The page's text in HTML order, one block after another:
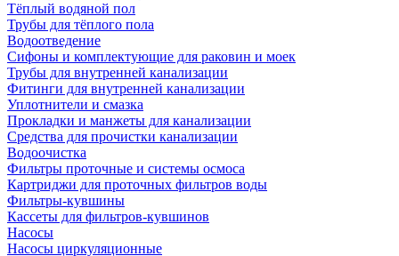
Тёплый водяной пол
Трубы для тёплого пола
Водоотведение
Сифоны и комплектующие для раковин и моек
Трубы для внутренней канализации
Фитинги для внутренней канализации
Уплотнители и смазка
Прокладки и манжеты для канализации
Средства для прочистки канализации
Водоочистка
Фильтры проточные и системы осмоса
Картриджи для проточных фильтров воды
Фильтры-кувшины
Кассеты для фильтров-кувшинов
Насосы
Насосы циркуляционные